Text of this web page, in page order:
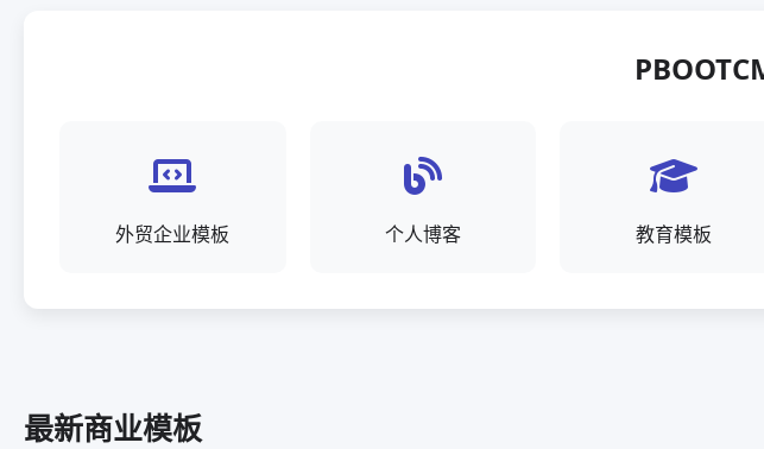
外贸企业模板 个人博客 教育模板
最新商业模板